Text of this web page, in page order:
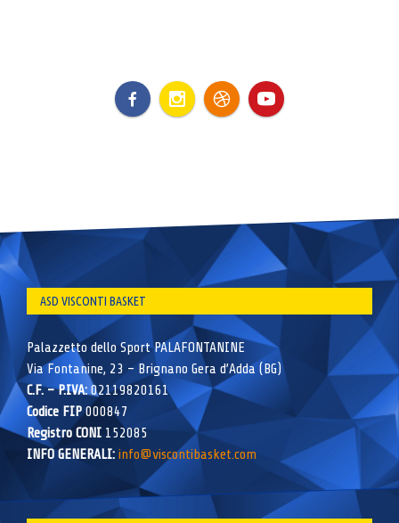
ASD VISCONTI BASKET
Palazzetto dello Sport PALAFONTANINE
Via Fontanine, 23 – Brignano Gera d’Adda (BG)
C.F. – P.IVA:02119820161
Codice FIP000847
Registro CONI 152085
INFO GENERALI: info@viscontibasket.com